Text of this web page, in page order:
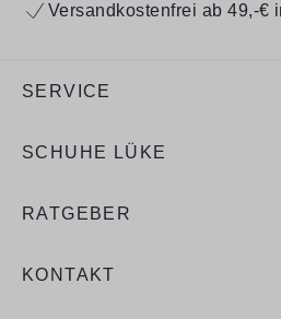
Versandkostenfrei ab 49,-€
SERVICE
SCHUHE LÜKE
RATGEBER
KONTAKT